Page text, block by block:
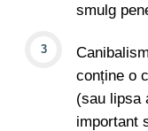
smulg
conține o
(sau lipsa
important